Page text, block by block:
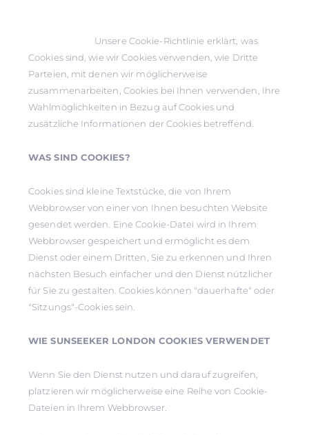
Unsere Cookie-Richtlinie erklärt, was
Cookies sind, wie wir Cookies verwenden, wie Dritte
Parteien, mit denen wir möglicherweise
zusammenarbeiten, Cookies bei Ihnen verwenden, Ihre
Wahlmöglichkeiten in Bezug auf Cookies und
zusätzliche Informationen der Cookies betreffend.
WAS SIND COOKIES?
Cookies sind kleine Textstücke, die von Ihrem
Webbrowser von einer von Ihnen besuchten Website
gesendet werden. Eine Cookie-Datei wird in Ihrem
Webbrowser gespeichert und ermöglicht es dem
Dienst oder einem Dritten, Sie zu erkennen und Ihren
nächsten Besuch einfacher und den Dienst nützlicher
für Sie zu gestalten. Cookies können "dauerhafte" oder
"Sitzungs"-Cookies sein.
WIE SUNSEEKER LONDON COOKIES VERWENDET
Wenn Sie den Dienst nutzen und darauf zugreifen,
platzieren wir möglicherweise eine Reihe von Cookie-
Dateien in Ihrem Webbrowser.